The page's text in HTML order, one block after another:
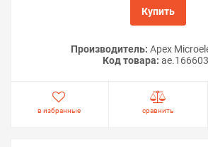
Купить
Производитель: Apex
Код товара:
в избранные сравнить